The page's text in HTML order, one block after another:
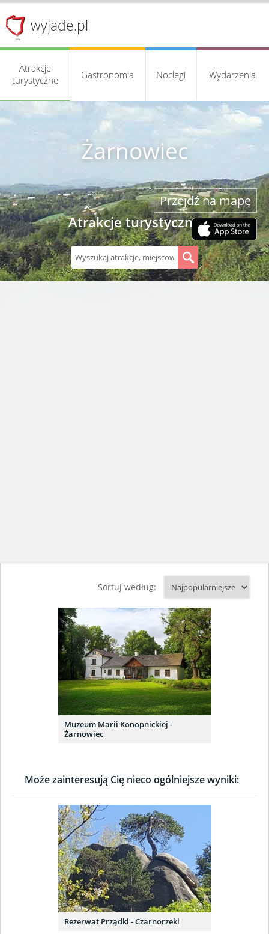
wyjade.pl
Atrakcje
turystyczne
Gastronomia Noclegi Wydarzenia
Żarnowiec
Atrakcje turystyczne
Przejdź na mapę
Sortuj według:
Muzeum Marii Konopnickiej -
Żarnowiec
Może zainteresują Cię nieco ogólniejsze wyniki:
Rezerwat Prządki - Czarnorzeki